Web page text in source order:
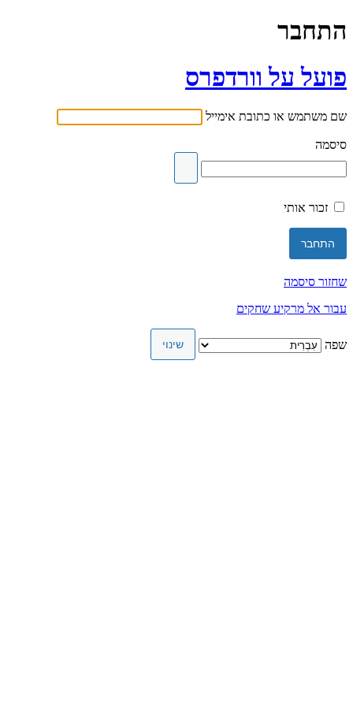
התחבר
פועל על וורדפרס
שם משתמש או כתובת אימייל
סיסמה
זכור אותי
שחזור סיסמה
עבור אל מרקיע שחקים
שפה